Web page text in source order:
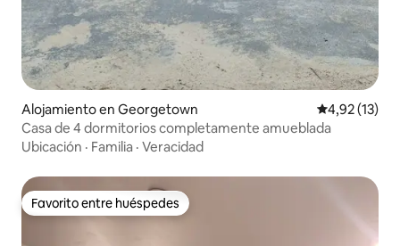
Alojamiento en Georgetown Calificación
4,92 (13)
Casa de 4 dormitorios completamente amueblada
Ubicación · Familia · Veracidad
Favorito entre huéspedes
Favorito entre huéspedes